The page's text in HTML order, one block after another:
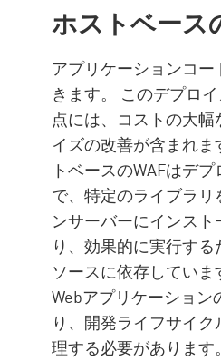
ホストベース
アプリケーションコ
きます。 このデプロ
点には、コストの大
イズの改善が含まれ
トベースのWAFはデ
で、特定のライブラリ
ンサーバーにインス
り、効果的に実行す
ソースに依存していま
Webアプリケーション
り、開発ライフサイ
理する必要があります。